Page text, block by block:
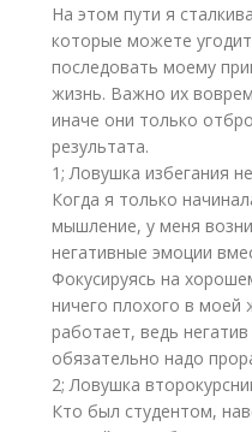
На этом пути я
которые можете
последовать моему
жизнь. Важно их
иначе они только
результата.
1; Ловушка избегания
Когда я только
мышление, у меня
негативные эмоции
Фокусируясь на
ничего плохого в моей
работает, ведь
обязательно надо
2; Ловушка
Кто был студентом,